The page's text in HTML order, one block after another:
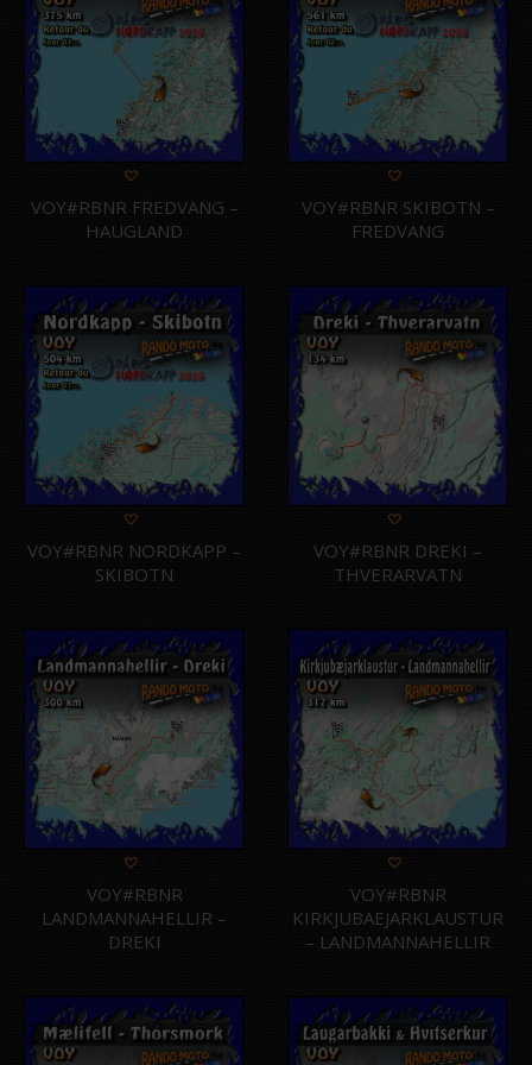
VOY#RBNR FREDVANG –
HAUGLAND
VOY#RBNR SKIBOTN –
FREDVANG
VOY#RBNR NORDKAPP –
SKIBOTN
VOY#RBNR DREKI –
THVERARVATN
VOY#RBNR
LANDMANNAHELLIR –
DREKI
VOY#RBNR
KIRKJUBAEJARKLAUSTUR
– LANDMANNAHELLIR